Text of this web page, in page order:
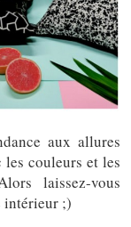
aux allures
les couleurs et les
laissez-vous
intérieur ;)